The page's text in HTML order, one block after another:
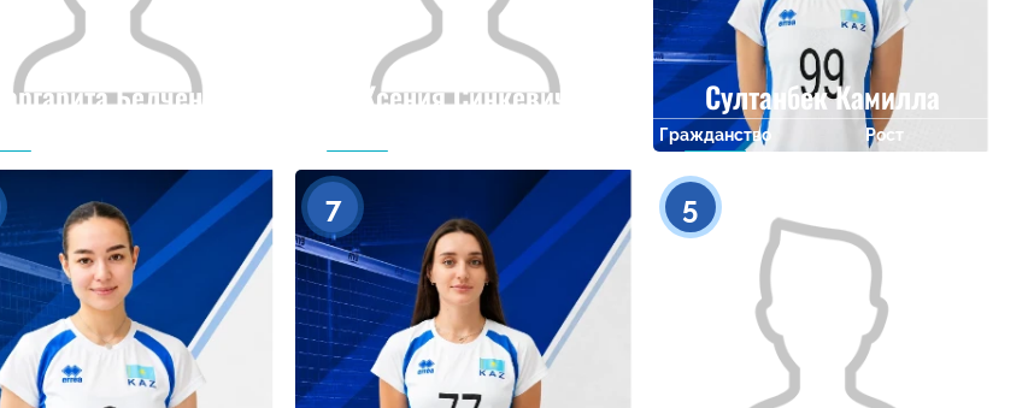
Маргарита Белченко
0
Ксения Синкевич
0
Султанбек Камилла
Гражданство Рост
7 5